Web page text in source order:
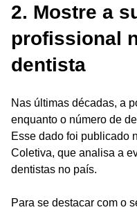
2. Mostre a
profissional
dentista
Nas últimas décadas, a
enquanto o número de
Esse dado foi publicado
Coletiva, que analisa a
dentistas no país.
Para se destacar com o